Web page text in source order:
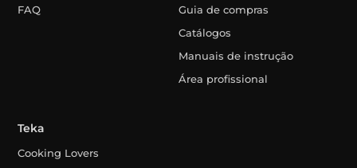
FAQ
Guia de compras
Catálogos
Manuais de instrução
Área profissional
Teka
Cooking Lovers